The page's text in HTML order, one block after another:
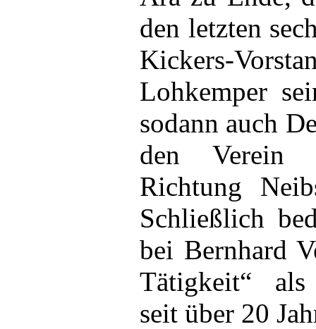
den letzten
Kickers-
Lohkemper
sodann auch
den Verein
Richtung
Schließlich
bei Bernhard
Tätigkeit“ als
seit über 20